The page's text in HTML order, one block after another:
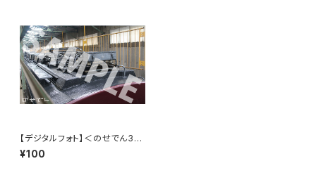
【デジタルフォト】＜のせでん310
0系＞最後まで残ったモニター
台
¥100